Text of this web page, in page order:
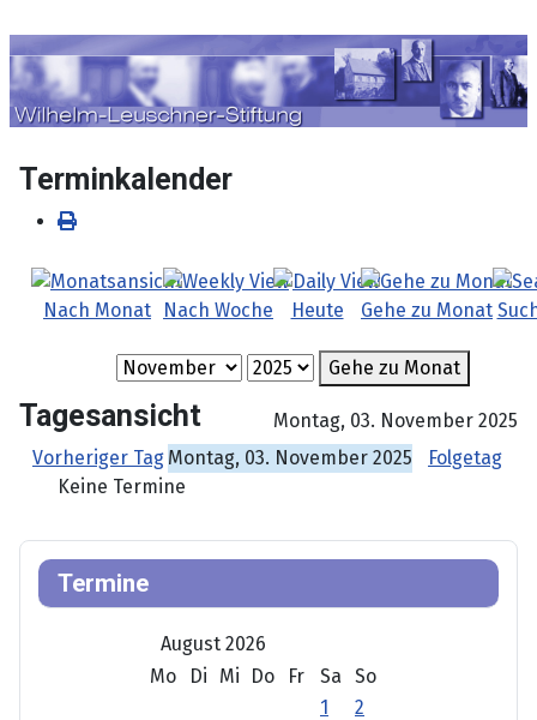
Terminkalender
Nach Monat Nach Woche Heute Gehe zu Monat
Gehe zu Monat
Tagesansicht
Montag, 03. November 2025
Vorheriger Tag Montag, 03. November 2025
Folgetag
Keine Termine
Termine
August 2026
Mo
Di Mi Do Fr Sa
So
1
2